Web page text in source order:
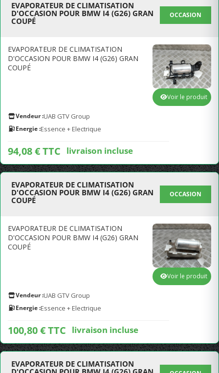
EVAPORATEUR DE CLIMATISATION
D'OCCASION POUR BMW I4 (G26) GRAN
COUPÉ
OCCASION
EVAPORATEUR DE CLIMATISATION
D'OCCASION POUR BMW I4 (G26) GRAN
COUPÉ
Vendeur :UAB GTV Group
Energie :Essence + Electrique
94,08 € TTC livraison incluse
Voir le produit
EVAPORATEUR DE CLIMATISATION
D'OCCASION POUR BMW I4 (G26) GRAN
COUPÉ
OCCASION
EVAPORATEUR DE CLIMATISATION
D'OCCASION POUR BMW I4 (G26) GRAN
COUPÉ
Vendeur :UAB GTV Group
Energie :Essence + Electrique
100,80 € TTC livraison incluse
Voir le produit
EVAPORATEUR DE CLIMATISATION